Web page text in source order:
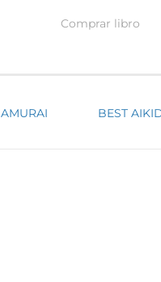
Comprar libro
BEST